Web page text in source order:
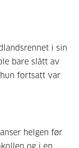
i sin
bare slått av
fortsatt var
helgen før